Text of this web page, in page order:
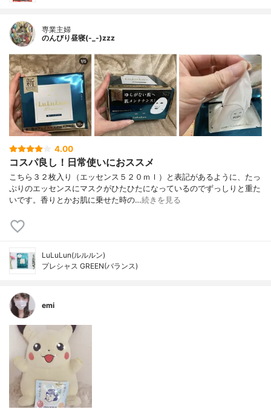
専業主婦
のんびり昼寝(-_-)zzz
4.00
コスパ良し！日常使いにおススメ
こちら３２枚入り（エッセンス５２０ｍｌ）と表記があるように、たっ
ぷりのエッセンスにマスクがひたひたになっているのでずっしりと重た
いです。香りとかお肌に乗せた時の…続きを見る
LuLuLun(ルルルン)
プレシャス GREEN(バランス)
emi